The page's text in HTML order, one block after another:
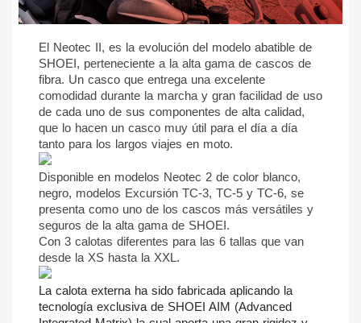
El Neotec II, es la evolución del modelo abatible de
SHOEI, perteneciente a la alta gama de cascos de
fibra. Un casco que entrega una excelente
comodidad durante la marcha y gran facilidad de uso
de cada uno de sus componentes de alta calidad,
que lo hacen un casco muy útil para el día a día
tanto para los largos viajes en moto.
Disponible en modelos Neotec 2 de color blanco,
negro, modelos Excursión TC-3, TC-5 y TC-6, se
presenta como uno de los cascos más versátiles y
seguros de la alta gama de SHOEI.
Con 3 calotas diferentes para las 6 tallas que van
desde la XS hasta la XXL.
La calota externa ha sido fabricada aplicando la
tecnología exclusiva de SHOEI AIM (Advanced